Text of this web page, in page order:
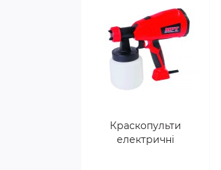
Краскопульти
електричні